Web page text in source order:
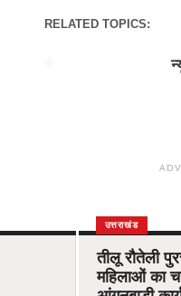
RELATED TOPICS:
उत्तराखंड
तीलू रौतेली
महिलाओं का